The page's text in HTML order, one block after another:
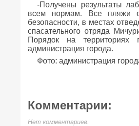
-Получены результаты
всем нормам. Все пляжи
безопасности, в местах
спасательного отряда
Порядок на территориях
администрация города.
Фото: администрация
Комментарии:
Нет комментариев.